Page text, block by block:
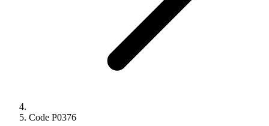
Code P0376